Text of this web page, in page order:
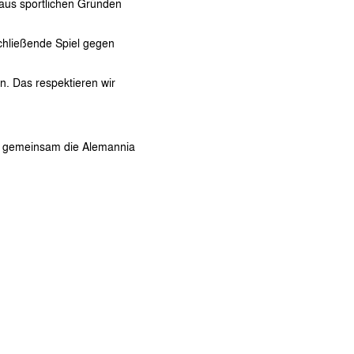
sportlichen Gründen
Spiel gegen
. Das respektieren wir
die Alemannia